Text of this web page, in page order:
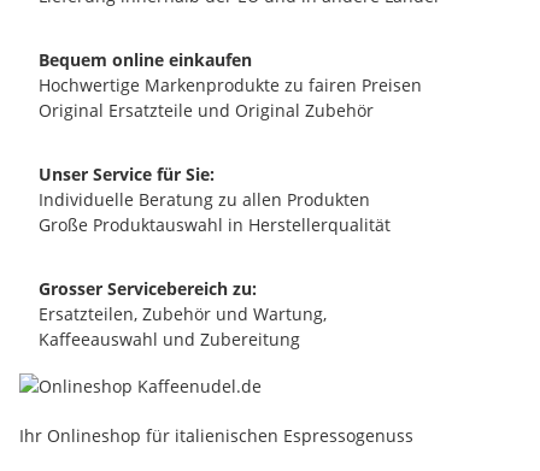
Bequem online einkaufen
Hochwertige Markenprodukte zu fairen Preisen
Original Ersatzteile und Original Zubehör
Unser Service für Sie:
Individuelle Beratung zu allen Produkten
Große Produktauswahl in Herstellerqualität
Grosser Servicebereich zu:
Ersatzteilen, Zubehör und Wartung,
Kaffeeauswahl und Zubereitung
Ihr Onlineshop für italienischen Espressogenuss